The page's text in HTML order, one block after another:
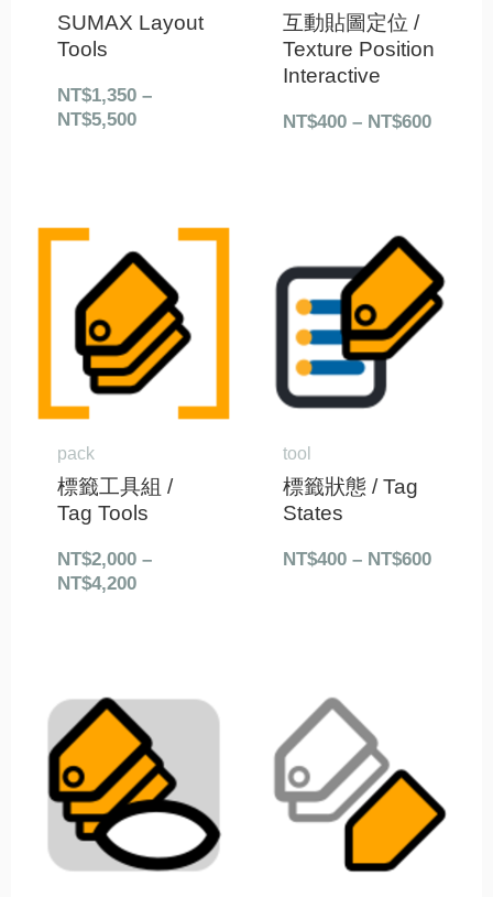
SUMAX Layout
Tools
NT$1,350 –
NT$5,500
互動貼圖定位 /
Texture Position
Interactive
NT$400 – NT$600
pack
標籤工具組 /
Tag Tools
NT$2,000 –
NT$4,200
格
範
圍：
NT$2,000
到
NT$4,200
tool
標籤狀態 / Tag
States
NT$400 – NT$600
格
範
圍：
NT$400
格
到
NT$600
NT$400
到
NT$600